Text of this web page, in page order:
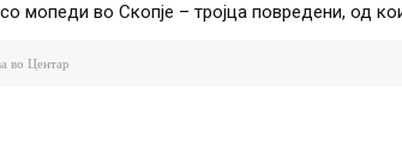
мопеди во Скопје – тројца повредени, од
пукал кон семејна куќа во Тетово, оштетени и
во Центар